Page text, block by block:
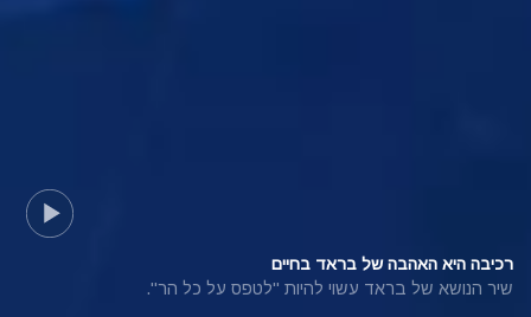
רכיבה היא האהבה של בראד בחיים
שיר הנושא של בראד עשוי להיות "לטפס על כל הר".